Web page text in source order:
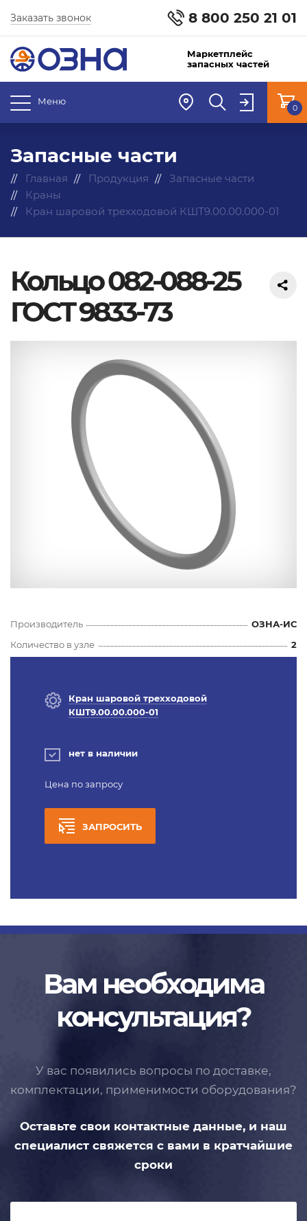
8 800 250 21 01
Заказать звонок
Маркетплейс
запасных частей
Меню
0
Запасные части
Главная Продукция
Запасные части
Краны
Кран шаровой трехходовой КШТ9.00.00.000-01
Кольцо 082-088-25
ГОСТ 9833-73
Производитель
ОЗНА-ИС
Количество в узле
2
Кран шаровой трехходовой
КШТ9.00.00.000-01
нет в наличии
Цена по запросу
ЗАПРОСИТЬ
Вам необходима
консультация?
У вас появились вопросы по доставке,
комплектации, применимости оборудования?
Оставьте свои контактные данные, и наш
специалист свяжется с вами в кратчайшие
сроки